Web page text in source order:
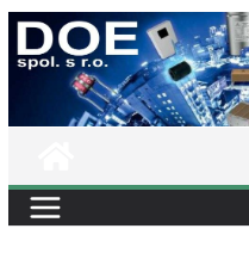
Přeskočit
na